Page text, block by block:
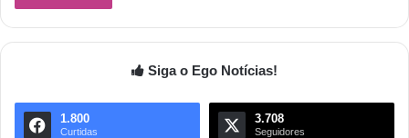
Siga o Ego Notícias!
1.800
Curtidas
3.708
Seguidores